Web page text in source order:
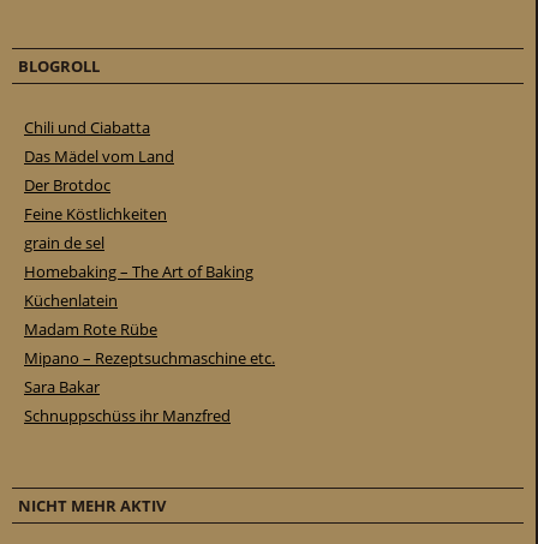
BLOGROLL
Chili und Ciabatta
Das Mädel vom Land
Der Brotdoc
Feine Köstlichkeiten
grain de sel
Homebaking – The Art of Baking
Küchenlatein
Madam Rote Rübe
Mipano – Rezeptsuchmaschine etc.
Sara Bakar
Schnuppschüss ihr Manzfred
NICHT MEHR AKTIV